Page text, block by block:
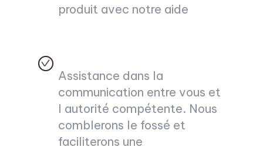
produit avec notre aide
Assistance dans la
communication entre vous et
l autorité compétente. Nous
comblerons le fossé et
faciliterons une